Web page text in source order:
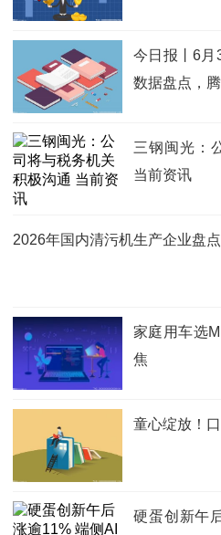
今日报丨6月
数据盘点，
三钢闽光：
当前资讯
2026年国内清污机生产企业盘
家庭用车选
焦
童心绽放！
硬蛋创新午